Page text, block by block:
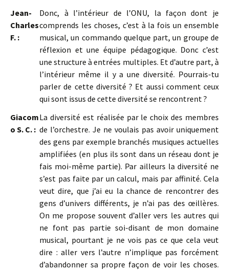
Jean-
Charles
F. :
Donc, à l’intérieur de l’ONU, la façon dont je
comprends les choses, c’est à la fois un ensemble
musical, un commando quelque part, un groupe de
réflexion et une équipe pédagogique. Donc c’est
une structure à entrées multiples. Et d’autre part, à
l’intérieur même il y a une diversité. Pourrais-tu
parler de cette diversité ? Et aussi comment ceux
qui sont issus de cette diversité se rencontrent ?
Giacom
o S. C. :
La diversité est réalisée par le choix des membres
de l’orchestre. Je ne voulais pas avoir uniquement
des gens par exemple branchés musiques actuelles
amplifiées (en plus ils sont dans un réseau dont je
fais moi-même partie). Par ailleurs la diversité ne
s’est pas faite par un calcul, mais par affinité. Cela
veut dire, que j’ai eu la chance de rencontrer des
gens d’univers différents, je n’ai pas des œillères.
On me propose souvent d’aller vers les autres qui
ne font pas partie soi-disant de mon domaine
musical, pourtant je ne vois pas ce que cela veut
dire : aller vers l’autre n’implique pas forcément
d’abandonner sa propre façon de voir les choses.